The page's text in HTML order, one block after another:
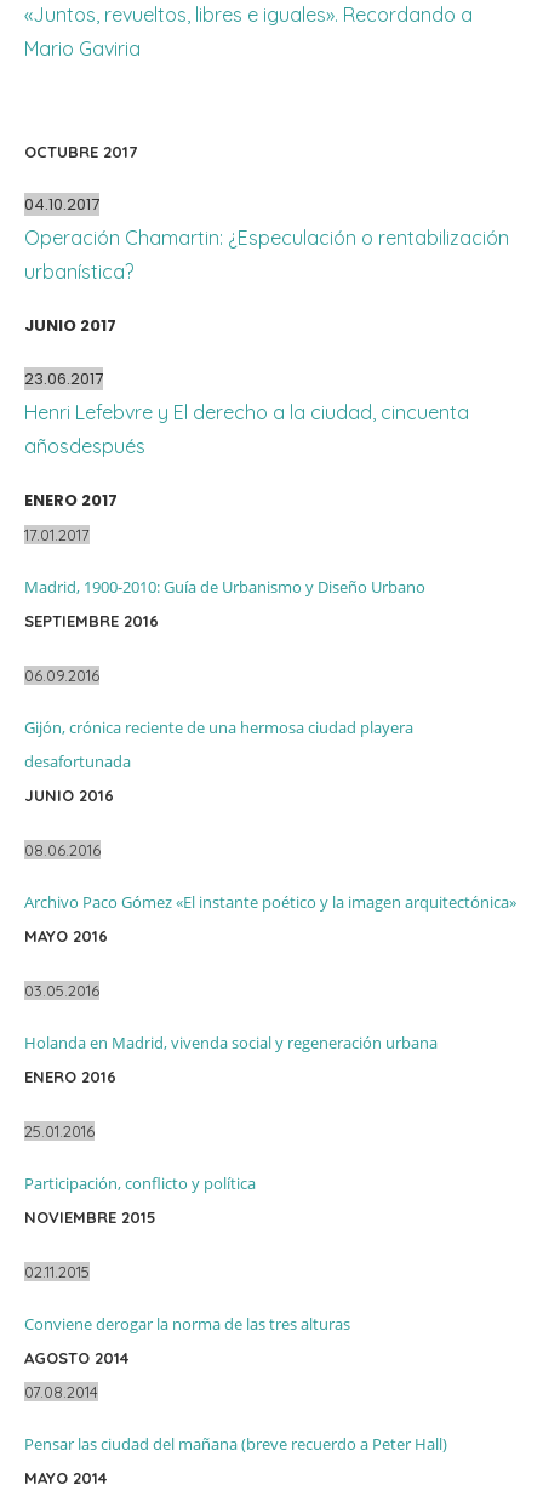
«Juntos, revueltos, libres e iguales». Recordando a
Mario Gaviria
OCTUBRE 2017
04.10.2017
Operación Chamartin: ¿Especulación o rentabilización
urbanística?
JUNIO 2017
23.06.2017
Henri Lefebvre y El derecho a la ciudad, cincuenta
añosdespués
ENERO 2017
17.01.2017
Madrid, 1900-2010: Guía de Urbanismo y Diseño Urbano
SEPTIEMBRE 2016
06.09.2016
Gijón, crónica reciente de una hermosa ciudad playera
desafortunada
JUNIO 2016
08.06.2016
Archivo Paco Gómez «El instante poético y la imagen arquitectónica»
MAYO 2016
03.05.2016
Holanda en Madrid, vivenda social y regeneración urbana
ENERO 2016
25.01.2016
Participación, conflicto y política
NOVIEMBRE 2015
02.11.2015
Conviene derogar la norma de las tres alturas
AGOSTO 2014
07.08.2014
Pensar las ciudad del mañana (breve recuerdo a Peter Hall)
MAYO 2014